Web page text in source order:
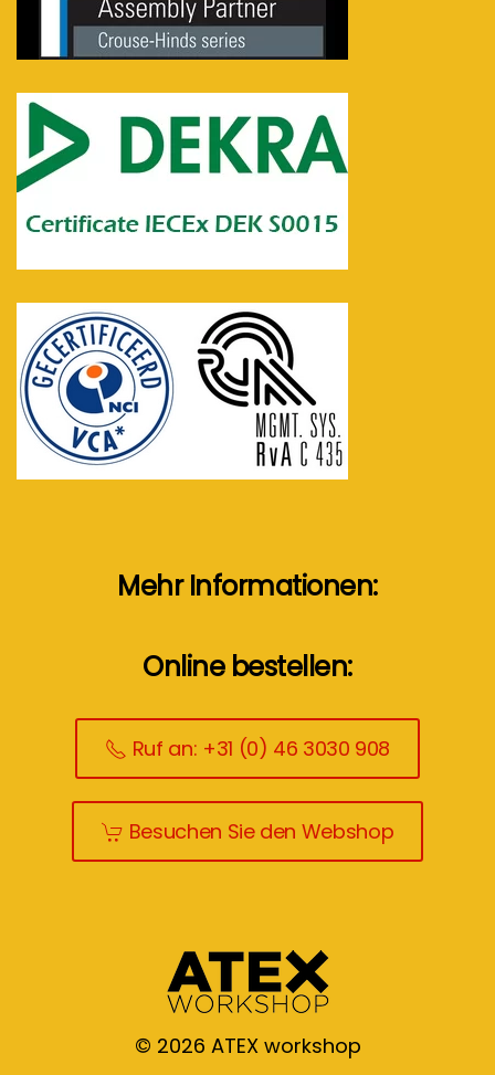
Mehr Informationen:
Online bestellen:
Ruf an: +31 (0) 46 3030 908
Besuchen Sie den Webshop
© 2026 ATEX workshop